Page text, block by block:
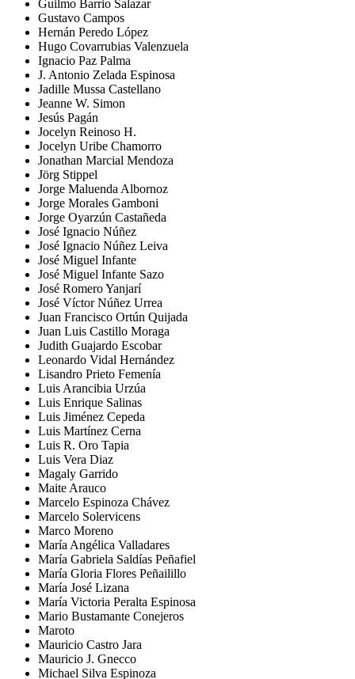
Guilmo Barrio Salazar
Gustavo Campos
Hernán Peredo López
Hugo Covarrubias Valenzuela
Ignacio Paz Palma
J. Antonio Zelada Espinosa
Jadille Mussa Castellano
Jeanne W. Simon
Jesús Pagán
Jocelyn Reinoso H.
Jocelyn Uribe Chamorro
Jonathan Marcial Mendoza
Jörg Stippel
Jorge Maluenda Albornoz
Jorge Morales Gamboni
Jorge Oyarzún Castañeda
José Ignacio Núñez
José Ignacio Núñez Leiva
José Miguel Infante
José Miguel Infante Sazo
José Romero Yanjarí
José Víctor Núñez Urrea
Juan Francisco Ortún Quijada
Juan Luis Castillo Moraga
Judith Guajardo Escobar
Leonardo Vidal Hernández
Lisandro Prieto Femenía
Luis Arancibia Urzúa
Luis Enrique Salinas
Luis Jiménez Cepeda
Luis Martínez Cerna
Luis R. Oro Tapia
Luis Vera Diaz
Magaly Garrido
Maite Arauco
Marcelo Espinoza Chávez
Marcelo Solervicens
Marco Moreno
María Angélica Valladares
María Gabriela Saldías Peñafiel
María Gloria Flores Peñailillo
María José Lizana
María Victoria Peralta Espinosa
Mario Bustamante Conejeros
Maroto
Mauricio Castro Jara
Mauricio J. Gnecco
Michael Silva Espinoza